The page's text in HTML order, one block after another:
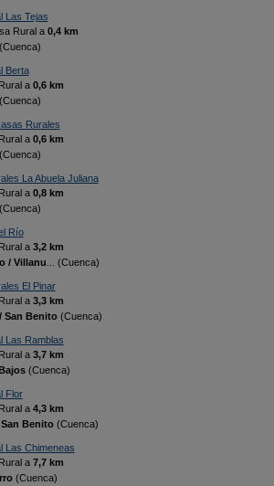
Las Tejas
Rural a 0,4 km
Berta
a 0,6 km
Rurales
a 0,6 km
La Abuela Juliana
a 0,8 km
Río
a 3,2 km
/ Villanu ... (Cuenca)
El Pinar
a 3,3 km
San Benito(Cuenca)
Las Ramblas
a 3,7 km
(Cuenca)
Flor
a 4,3 km
Benito(Cuenca)
Las Chimeneas
a 7,7 km
(Cuenca)